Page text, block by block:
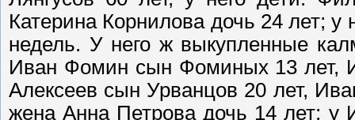
Катерина Корнилова дочь 24 лет;
недель. У него ж выкупленные
Иван Фомин сын Фоминых 13 лет,
Алексеев сын Урванцов 20 лет,
жена Анна Петрова дочь 14 лет; у